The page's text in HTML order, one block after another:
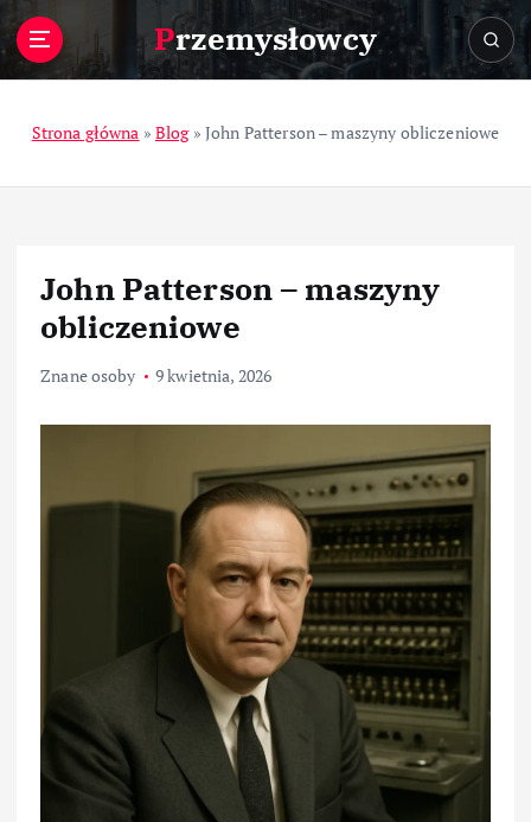
Przemysłowcy
Strona główna »Blog»John Patterson – maszyny obliczeniowe
John Patterson – maszyny
obliczeniowe
Znane osoby 9 kwietnia, 2026